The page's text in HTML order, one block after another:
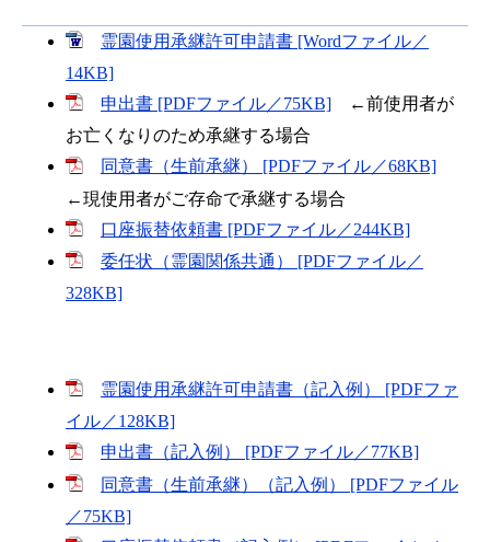
霊園使用承継許可申請書 [Wordファイル／
14KB]
申出書 [PDFファイル／75KB] ←前使用者が
お亡くなりのため承継する場合
同意書（生前承継） [PDFファイル／68KB]
←現使用者がご存命で承継する場合
口座振替依頼書 [PDFファイル／244KB]
委任状（霊園関係共通） [PDFファイル／
328KB]
霊園使用承継許可申請書（記入例） [PDFファ
イル／128KB]
申出書（記入例） [PDFファイル／77KB]
同意書（生前承継）（記入例） [PDFファイル
／75KB]